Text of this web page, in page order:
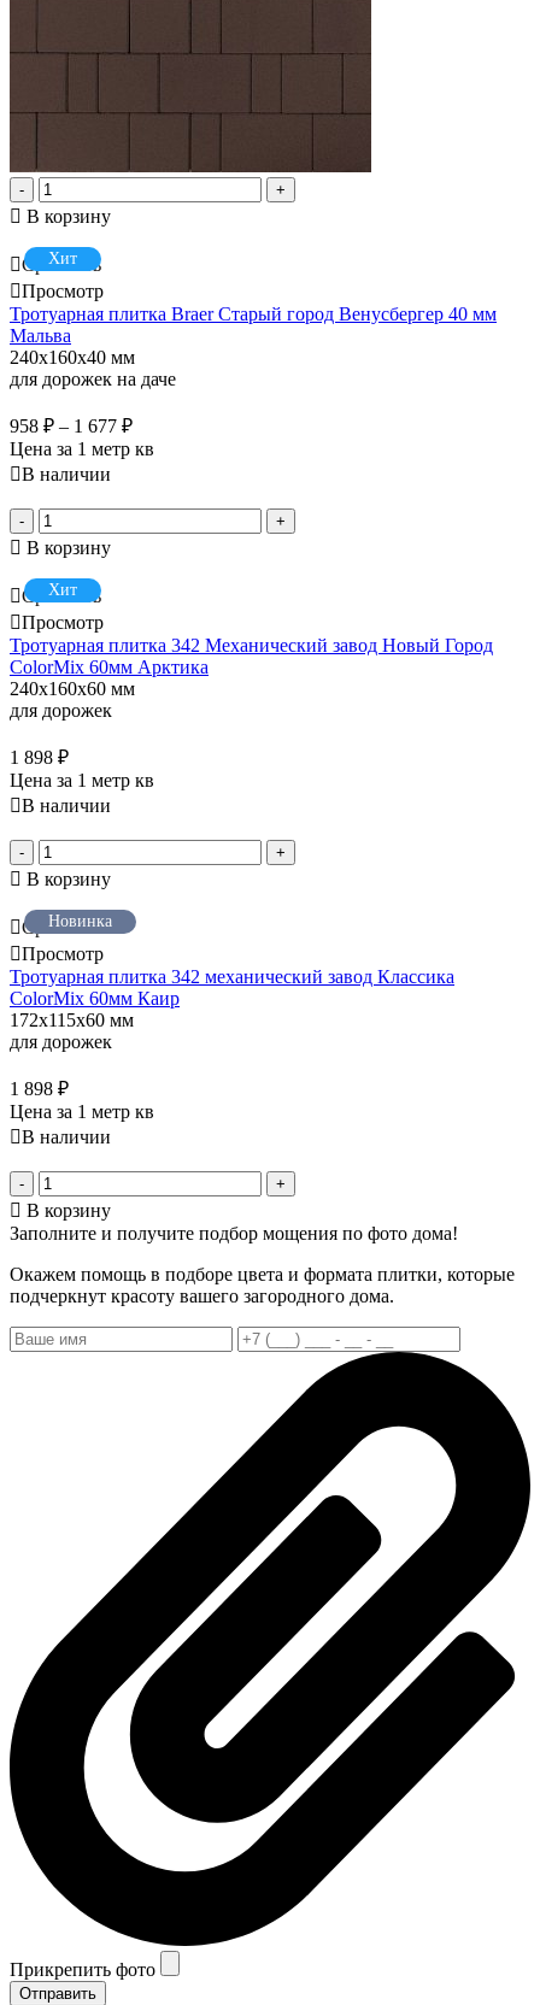
- +
В корзину
Хит
Сравнить
Просмотр
Тротуарная плитка Braer Старый город Венусбергер 40 мм
Мальва
240x160x40 мм
для дорожек на даче
958 ₽ – 1 677 ₽
Цена за 1 метр кв
В наличии
- +
В корзину
Хит
Сравнить
Просмотр
Тротуарная плитка 342 Механический завод Новый Город
ColorMix 60мм Арктика
240x160x60 мм
для дорожек
1 898 ₽
Цена за 1 метр кв
В наличии
- +
В корзину
Новинка
Сравнить
Просмотр
Тротуарная плитка 342 механический завод Классика
ColorMix 60мм Каир
172x115x60 мм
для дорожек
1 898 ₽
Цена за 1 метр кв
В наличии
- +
В корзину
Заполните и получите подбор мощения по фото дома!
Окажем помощь в подборе цвета и формата плитки, которые
подчеркнут красоту вашего загородного дома.
Прикрепить фото
Отправить